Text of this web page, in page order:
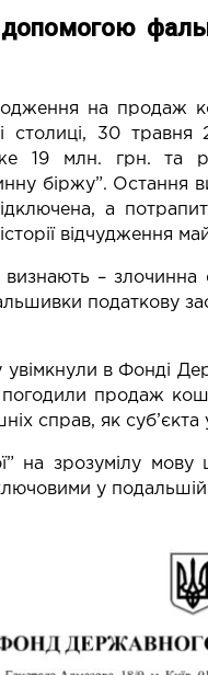
на продаж
столиці, 30
19 млн. грн. та
біржу”. Остання
а
відчудження
визнають –
податкову
увімкнули в Фонді
продаж
справ, як
на зрозумілу
у подальшій